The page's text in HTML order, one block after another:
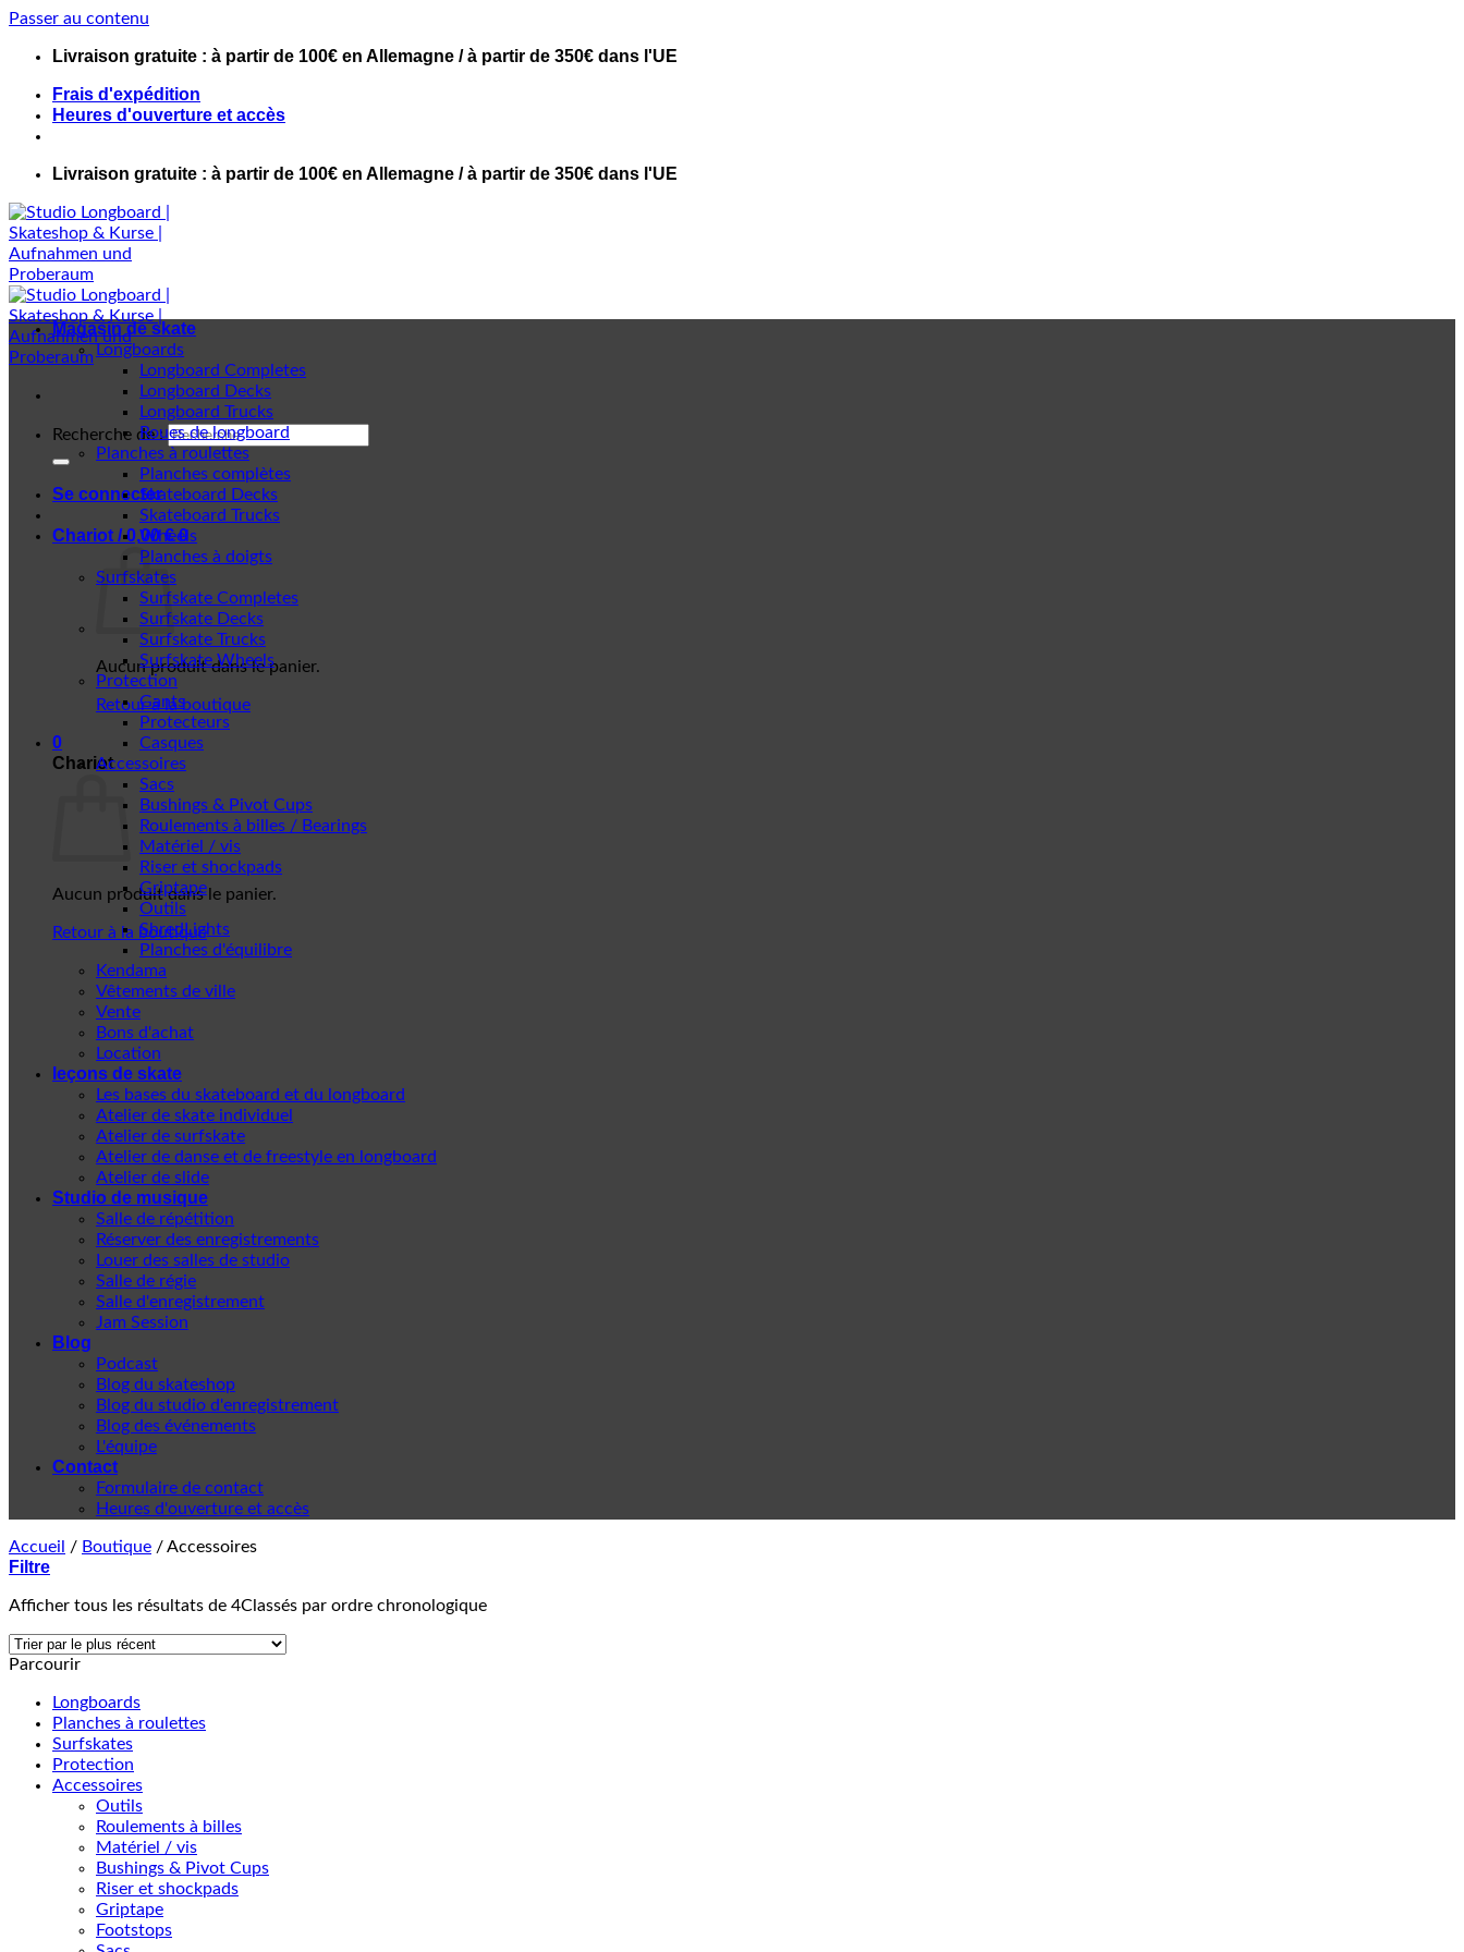
Passer au contenu
Livraison gratuite : à partir de 100€ en Allemagne / à partir de 350€ dans l'UE
Frais d'expédition
Heures d'ouverture et accès
Livraison gratuite : à partir de 100€ en Allemagne / à partir de 350€ dans l'UE
Recherche de :
Se connecter
Chariot /0,00€ 0
Aucun produit dans le panier.
Retour à la boutique
0
Chariot
Aucun produit dans le panier.
Retour à la boutique
Magasin de skate
Longboards
Longboard Completes
Longboard Decks
Longboard Trucks
Roues de longboard
Planches à roulettes
Planches complètes
Skateboard Decks
Skateboard Trucks
Wheels
Planches à doigts
Surfskates
Surfskate Completes
Surfskate Decks
Surfskate Trucks
Surfskate Wheels
Protection
Gants
Protecteurs
Casques
Accessoires
Sacs
Bushings & Pivot Cups
Roulements à billes / Bearings
Matériel / vis
Riser et shockpads
Griptape
Outils
ShredLights
Planches d'équilibre
Kendama
Vêtements de ville
Vente
Bons d'achat
Location
leçons de skate
Les bases du skateboard et du longboard
Atelier de skate individuel
Atelier de surfskate
Atelier de danse et de freestyle en longboard
Atelier de slide
Studio de musique
Salle de répétition
Réserver des enregistrements
Louer des salles de studio
Salle de régie
Salle d'enregistrement
Jam Session
Blog
Podcast
Blog du skateshop
Blog du studio d'enregistrement
Blog des événements
L'équipe
Contact
Formulaire de contact
Heures d'ouverture et accès
Accueil / Boutique /Accessoires
Filtre
Afficher tous les résultats de 4Classés par ordre chronologique
Parcourir
Longboards
Planches à roulettes
Surfskates
Protection
Accessoires
Outils
Roulements à billes
Matériel / vis
Bushings & Pivot Cups
Riser et shockpads
Griptape
Footstops